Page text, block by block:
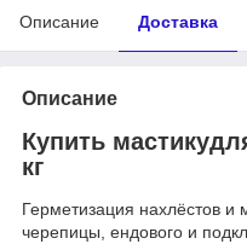
Описание Доставка
Описание
Купить
кг
Герметизация нахлёстов
черепицы, ендового и